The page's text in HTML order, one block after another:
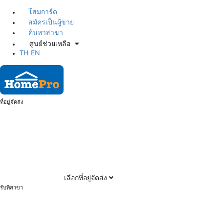
โฮมการ์ด
สมัครเป็นผู้ขาย
ค้นหาสาขา
ศูนย์ช่วยเหลือ
TH
EN
ที่อยู่จัดส่ง
เลือกที่อยู่จัดส่ง
รับที่สาขา